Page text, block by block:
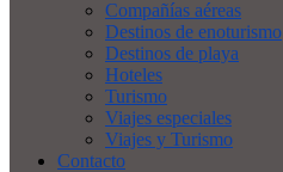
Compañías aéreas
Destinos de enoturismo
Destinos de playa
Hoteles
Turismo
Viajes especiales
Viajes y Turismo
Contacto